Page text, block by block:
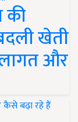
की
खेती
और